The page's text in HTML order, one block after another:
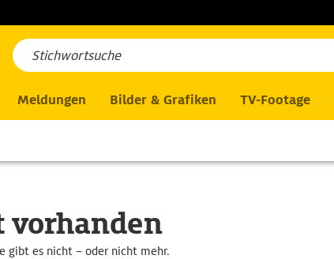
Meldungen Bilder & Grafiken TV-Footage
vorhanden
gibt es nicht – oder nicht mehr.